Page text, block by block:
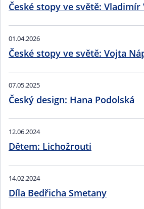
České stopy ve světě: Vladimír
01.04.2026
České stopy ve světě: Vojta
07.05.2025
Český design: Hana Podolská
12.06.2024
Dětem: Lichožrouti
14.02.2024
Díla Bedřicha Smetany